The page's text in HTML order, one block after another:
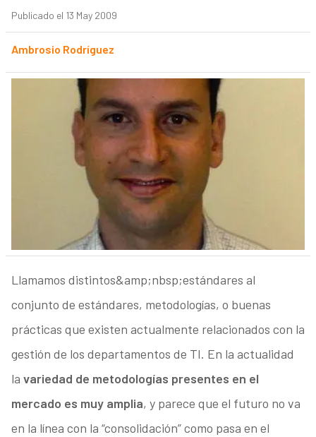
Publicado el 13 May 2009
Ambrosio Rodríguez
Llamamos distintos&amp;nbsp;estándares al
conjunto de estándares, metodologías, o buenas
prácticas que existen actualmente relacionados con la
gestión de los departamentos de TI. En la actualidad
la variedad de metodologías presentes en el
mercado es muy amplia, y parece que el futuro no va
en la línea con la “consolidación” como pasa en el